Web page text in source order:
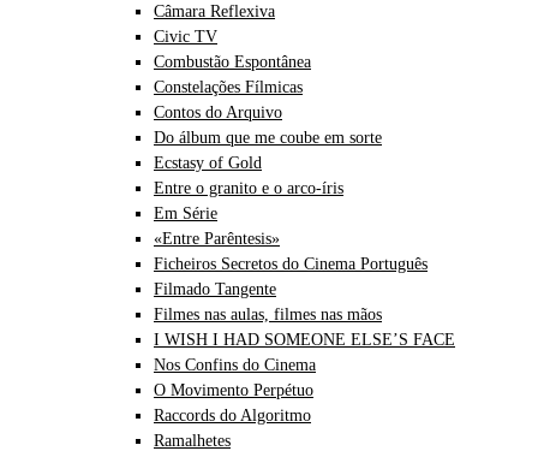
Câmara Reflexiva
Civic TV
Combustão Espontânea
Constelações Fílmicas
Contos do Arquivo
Do álbum que me coube em sorte
Ecstasy of Gold
Entre o granito e o arco-íris
Em Série
«Entre Parêntesis»
Ficheiros Secretos do Cinema Português
Filmado Tangente
Filmes nas aulas, filmes nas mãos
I WISH I HAD SOMEONE ELSE’S FACE
Nos Confins do Cinema
O Movimento Perpétuo
Raccords do Algoritmo
Ramalhetes